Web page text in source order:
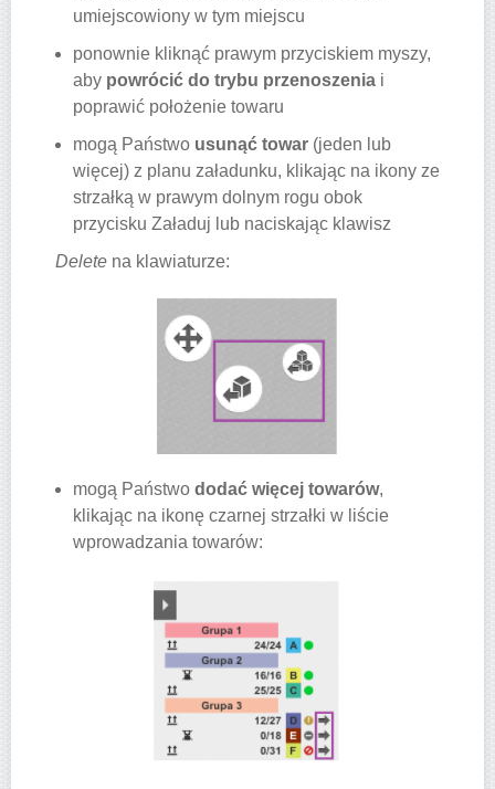
umiejscowiony w tym miejscu
ponownie kliknąć prawym przyciskiem myszy,
aby powrócić do trybu przenoszenia i
poprawić położenie towaru
mogą Państwo usunąć towar (jeden lub
więcej) z planu załadunku, klikając na ikony ze
strzałką w prawym dolnym rogu obok
przycisku Załaduj lub naciskając klawisz
Delete na klawiaturze:
mogą Państwo dodać więcej towarów,
klikając na ikonę czarnej strzałki w liście
wprowadzania towarów: